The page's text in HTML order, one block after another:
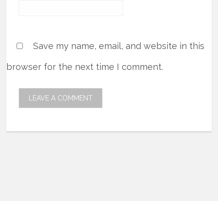
Save my name, email, and website in this
browser for the next time I comment.